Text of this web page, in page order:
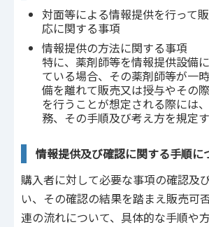
対面等による情報提供を行って
応に関する事項
情報提供の方法に関する事項
特に、薬剤師等を情報提供設備
ている場合、その薬剤師等が一
備を離れて販売又は授与やその
を行うことが想定される際には
務、その手順及び考え方を規定す
情報提供及び確認に関する手順に
購入者に対して必要な事項の確認及
い、その確認の結果を踏まえ販売可
連の流れについて、具体的な手順や